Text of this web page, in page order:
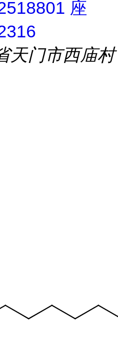
座
天门市西庙村